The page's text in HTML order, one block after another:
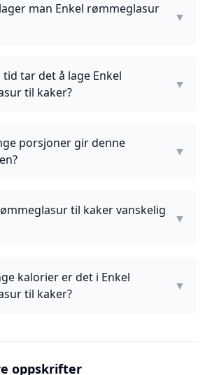
man Enkel rømmeglasur
▼
tar det å lage Enkel
til kaker?
▼
porsjoner gir denne
▼
til kaker vanskelig
▼
kalorier er det i Enkel
til kaker?
▼
oppskrifter